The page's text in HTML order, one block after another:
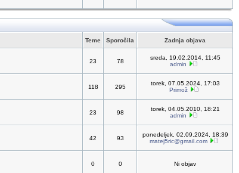
Teme Sporočila Zadnja objava
23 78
sreda, 19.02.2014, 11:45
admin
118 295
torek, 07.05.2024, 17:03
Primož
23 98
torek, 04.05.2010, 18:21
admin
42 93
ponedeljek, 02.09.2024, 18:39
matej5ric@gmail.com
0 0 Ni objav